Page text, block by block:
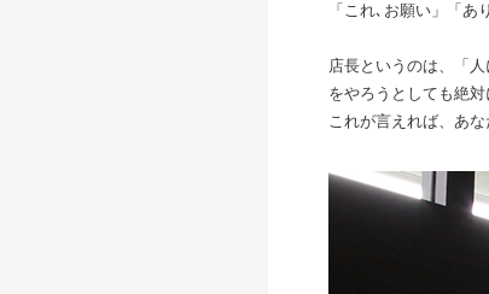
「これ､お願い」「あ
店長というのは、「
をやろうとしても絶
これが言えれば、あ